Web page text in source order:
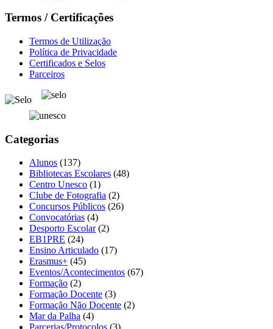
Termos / Certificações
Termos de Utilização
Política de Privacidade
Certificados e Selos
Parceiros
Categorias
Alunos (137)
Bibliotecas Escolares (48)
Centro Unesco (1)
Clube de Fotografia (2)
Concursos Públicos (26)
Convocatórias (4)
Desporto Escolar(2)
EB1PRE (24)
Ensino Articulado (17)
Erasmus+ (45)
Eventos/Acontecimentos (67)
Formação (2)
Formação Docente (3)
Formação Não Docente (2)
Mar da Palha (4)